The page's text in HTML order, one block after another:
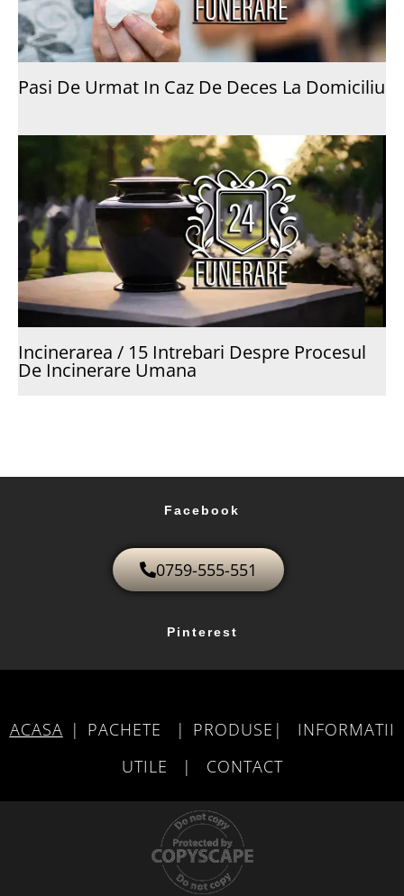
Pasi De Urmat In Caz De Deces La Domiciliu
Incinerarea / 15 Intrebari Despre Procesul
De Incinerare Umana
Facebook
0759-555-551
Pinterest
ACASA | PACHETE | PRODUSE | INFORMATII
UTILE | CONTACT